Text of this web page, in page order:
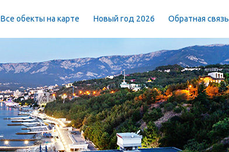
Все обекты на карте Новый год 2026 Обратная связь